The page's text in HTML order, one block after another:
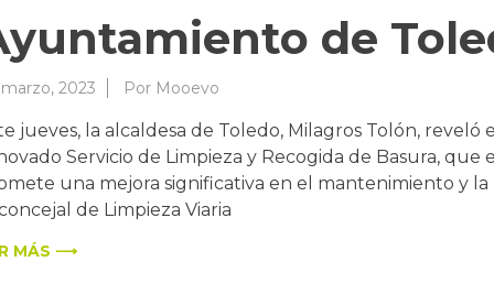
de
2023 Por Mooevo
jueves, la alcaldesa de Toledo, Milagros Tolón,
Servicio de Limpieza y Recogida de Basura,
una mejora significativa en el mantenimiento y
de Limpieza Viaria
MÁS ⟶